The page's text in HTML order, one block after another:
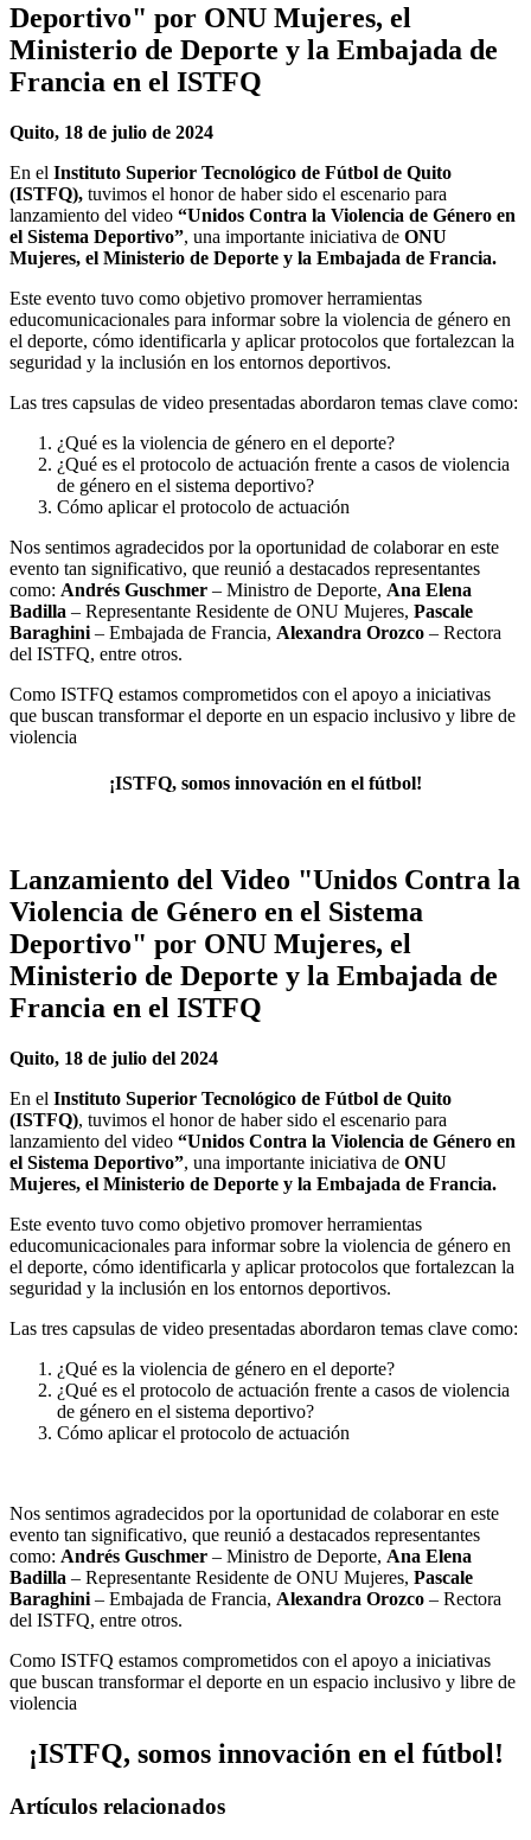
Deportivo" por ONU Mujeres, el
Ministerio de Deporte y la Embajada de
Francia en el ISTFQ
Quito, 18 de julio de 2024
En el Instituto Superior Tecnológico de Fútbol de Quito
(ISTFQ), tuvimos el honor de haber sido el escenario para
lanzamiento del video “Unidos Contra la Violencia de Género en
el Sistema Deportivo”, una importante iniciativa de ONU
Mujeres, el Ministerio de Deporte y la Embajada de Francia.
Este evento tuvo como objetivo promover herramientas
educomunicacionales para informar sobre la violencia de género en
el deporte, cómo identificarla y aplicar protocolos que fortalezcan la
seguridad y la inclusión en los entornos deportivos.
Las tres capsulas de video presentadas abordaron temas clave como:
¿Qué es la violencia de género en el deporte?
¿Qué es el protocolo de actuación frente a casos de violencia
de género en el sistema deportivo?
Cómo aplicar el protocolo de actuación
Nos sentimos agradecidos por la oportunidad de colaborar en este
evento tan significativo, que reunió a destacados representantes
como: Andrés Guschmer – Ministro de Deporte, Ana Elena
Badilla – Representante Residente de ONU Mujeres, Pascale
Baraghini – Embajada de Francia, Alexandra Orozco – Rectora
del ISTFQ, entre otros.
Como ISTFQ estamos comprometidos con el apoyo a iniciativas
que buscan transformar el deporte en un espacio inclusivo y libre de
violencia
¡ISTFQ, somos innovación en el fútbol!
Lanzamiento del Video "Unidos Contra la
Violencia de Género en el Sistema
Deportivo" por ONU Mujeres, el
Ministerio de Deporte y la Embajada de
Francia en el ISTFQ
Quito, 18 de julio del 2024
En el Instituto Superior Tecnológico de Fútbol de Quito
(ISTFQ), tuvimos el honor de haber sido el escenario para
lanzamiento del video “Unidos Contra la Violencia de Género en
el Sistema Deportivo”, una importante iniciativa de ONU
Mujeres, el Ministerio de Deporte y la Embajada de Francia.
Este evento tuvo como objetivo promover herramientas
educomunicacionales para informar sobre la violencia de género en
el deporte, cómo identificarla y aplicar protocolos que fortalezcan la
seguridad y la inclusión en los entornos deportivos.
Las tres capsulas de video presentadas abordaron temas clave como:
¿Qué es la violencia de género en el deporte?
¿Qué es el protocolo de actuación frente a casos de violencia
de género en el sistema deportivo?
Cómo aplicar el protocolo de actuación
Nos sentimos agradecidos por la oportunidad de colaborar en este
evento tan significativo, que reunió a destacados representantes
como: Andrés Guschmer – Ministro de Deporte, Ana Elena
Badilla – Representante Residente de ONU Mujeres, Pascale
Baraghini – Embajada de Francia, Alexandra Orozco – Rectora
del ISTFQ, entre otros.
Como ISTFQ estamos comprometidos con el apoyo a iniciativas
que buscan transformar el deporte en un espacio inclusivo y libre de
violencia
¡ISTFQ, somos innovación en el fútbol!
Artículos relacionados